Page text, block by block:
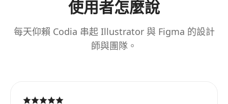
使用者怎麼說
每天仰賴 Codia 串起 Illustrator 與 Figma 的設計
師與團隊。